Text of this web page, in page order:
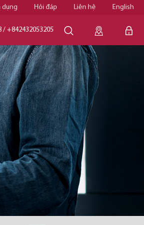
dụng Hỏi đáp Liên hệ English
/ +842432053205